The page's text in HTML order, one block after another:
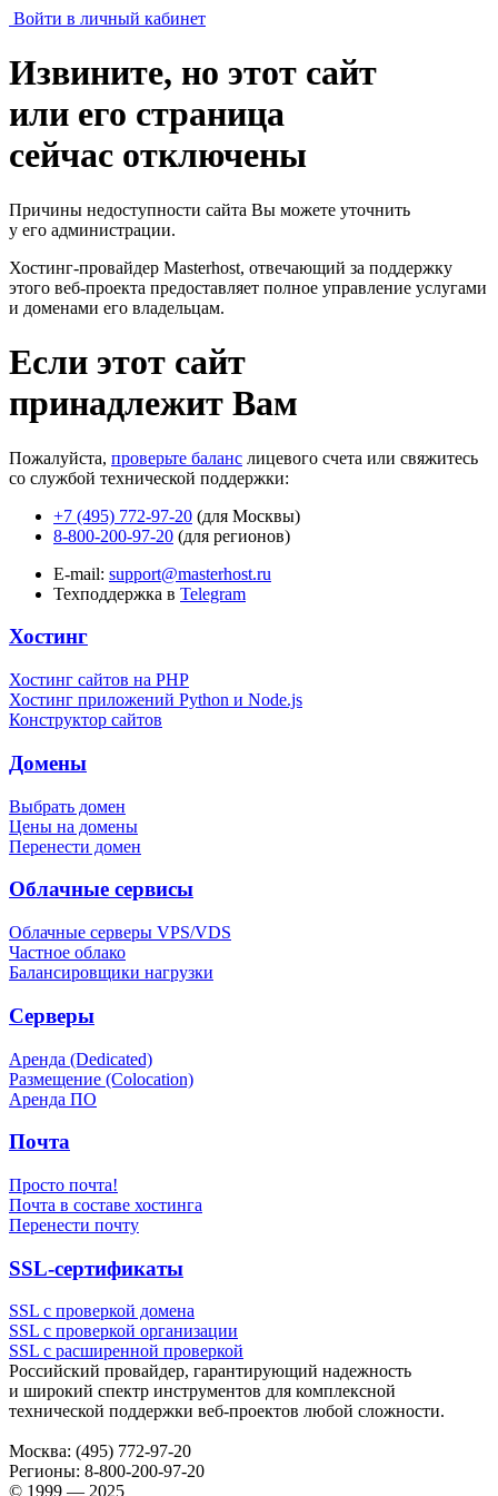
Войти в личный кабинет
Извините, но этот сайт
или его страница
сейчас отключены
Причины недоступности сайта Вы можете уточнить
у его администрации.
Хостинг-провайдер Masterhost, отвечающий за поддержку
этого веб-проекта предоставляет полное управление услугами
и доменами его владельцам.
Если этот сайт
принадлежит Вам
Пожалуйста, проверьте баланс лицевого счета или свяжитесь
со службой технической поддержки:
+7 (495) 772-97-20 (для Москвы)
8-800-200-97-20 (для регионов)
E-mail: support@masterhost.ru
Техподдержка в Telegram
Хостинг
Хостинг сайтов на PHP
Хостинг приложений Python и Node.js
Конструктор сайтов
Домены
Выбрать домен
Цены на домены
Перенести домен
Облачные сервисы
Облачные серверы VPS/VDS
Частное облако
Балансировщики нагрузки
Серверы
Аренда (Dedicated)
Размещение (Colocation)
Аренда ПО
Почта
Просто почта!
Почта в составе хостинга
Перенести почту
SSL-сертификаты
SSL с проверкой домена
SSL с проверкой организации
SSL с расширенной проверкой
Российский провайдер, гарантирующий надежность
и широкий спектр инструментов для комплексной
технической поддержки веб-проектов любой сложности.
Москва: (495) 772-97-20
Регионы: 8-800-200-97-20
© 1999 — 2025